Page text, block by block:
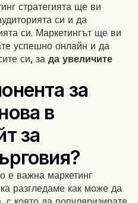
стратегията ще ви
си и да
си. Маркетингът ще ви
успешно онлайн и да
си, за да увеличите
е важна маркетинг
разгледаме как може да